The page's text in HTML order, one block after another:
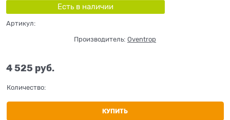
Есть в наличии
Артикул:
Производитель: Oventrop
4 525 руб.
Количество:
КУПИТЬ